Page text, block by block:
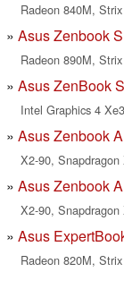
Radeon 840M,
Asus Zenbook
Radeon 890M,
Asus ZenBook
Intel Graphics 4
Asus Zenbook
X2-90,
Asus Zenbook
X2-90,
Asus
Radeon 820M,